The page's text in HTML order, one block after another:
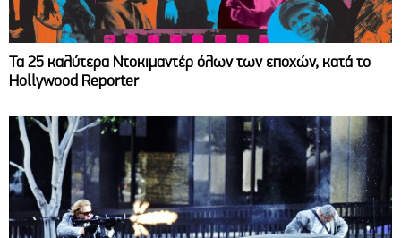
Τα 25 καλύτερα Ντοκιμαντέρ όλων των εποχών, κατά το
Hollywood Reporter